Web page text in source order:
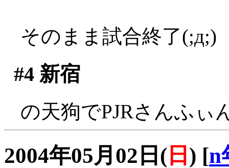
そのまま試合終了(;д;)
#4新宿
の天狗でPJRさんふぃ
2004年05月02日( 日 ) [n